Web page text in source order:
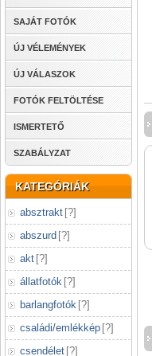
SAJÁT FOTÓK
ÚJ VÉLEMÉNYEK
ÚJ VÁLASZOK
FOTÓK FELTÖLTÉSE
ISMERTETŐ
SZABÁLYZAT
KATEGÓRIÁK
absztrakt [?]
abszurd [?]
akt [?]
állatfotók [?]
barlangfotók [?]
családi/emlékkép [?]
csendélet [?]